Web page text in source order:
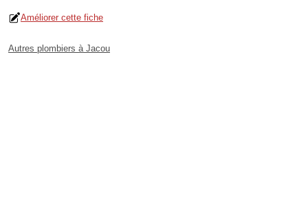
Améliorer cette fiche
Autres plombiers à Jacou